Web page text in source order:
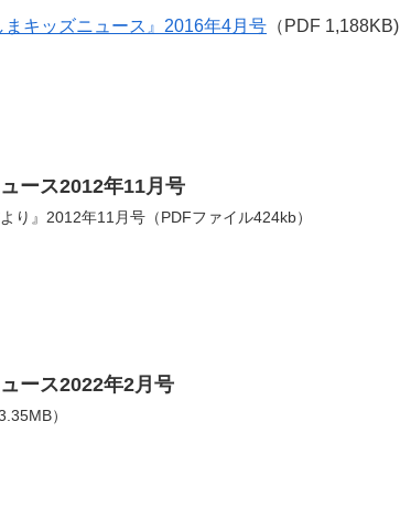
まキッズニュース』2016年4月号 （PDF 1,188KB)
ース2012年11月号
り』2012年11月号（PDFファイル424kb）
ース2022年2月号
）